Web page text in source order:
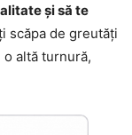
și să te
scăpa de greutăți
o altă turnură,